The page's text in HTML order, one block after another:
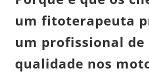
um fitoterapeuta
um profissional de
qualidade nos